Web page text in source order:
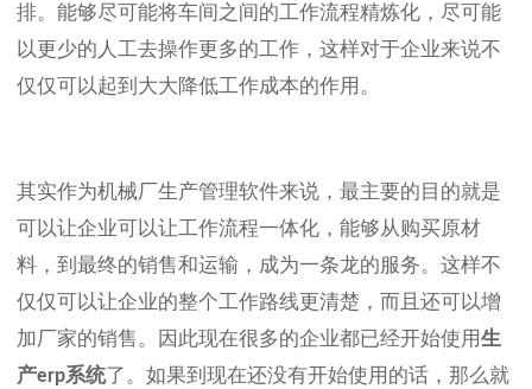
排。能够尽可能将车间之间的工作流程精炼化，尽可能
以更少的人工去操作更多的工作，这样对于企业来说不
仅仅可以起到大大降低工作成本的作用。
其实作为机械厂生产管理软件来说，最主要的目的就是
可以让企业可以让工作流程一体化，能够从购买原材
料，到最终的销售和运输，成为一条龙的服务。这样不
仅仅可以让企业的整个工作路线更清楚，而且还可以增
加厂家的销售。因此现在很多的企业都已经开始使用生
产erp系统了。如果到现在还没有开始使用的话，那么就